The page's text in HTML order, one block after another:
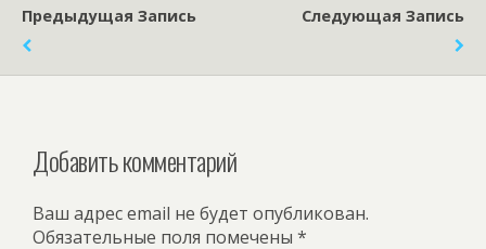
Предыдущая Запись Следующая Запись
Добавить комментарий
Ваш адрес email не будет опубликован.
Обязательные поля помечены *